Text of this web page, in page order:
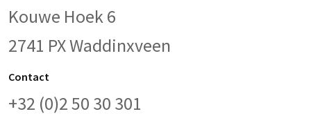
Kouwe Hoek 6
2741 PX Waddinxveen
Contact
+32 (0)2 50 30 301